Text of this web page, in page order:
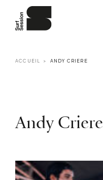
ACCUEIL ANDY CRIERE
Andy Criere